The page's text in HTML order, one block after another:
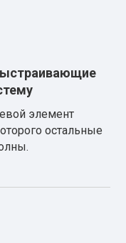
элемент
остальные